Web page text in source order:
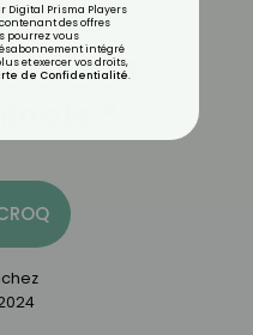
plus
la
?
Digital Prisma Players
des offres
pourrez vous
intégré
et exercer vos droits,
de Confidentialité.